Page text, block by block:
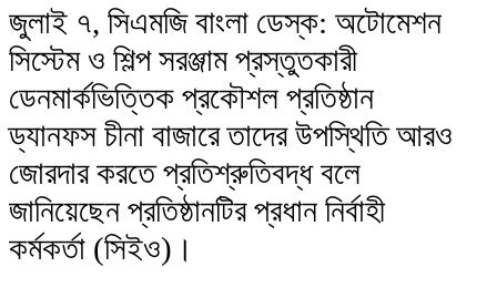
জুলাই ৭, সিএমজি বাংলা ডেস্ক: অটোমেশন
সিস্টেম ও শিল্প সরঞ্জাম প্রস্তুতকারী
ডেনমার্কভিত্তিক প্রকৌশল প্রতিষ্ঠান
ড্যানফস চীনা বাজারে তাদের উপস্থিতি আরও
জোরদার করতে প্রতিশ্রুতিবদ্ধ বলে
জানিয়েছেন প্রতিষ্ঠানটির প্রধান নির্বাহী
কর্মকর্তা (সিইও)।